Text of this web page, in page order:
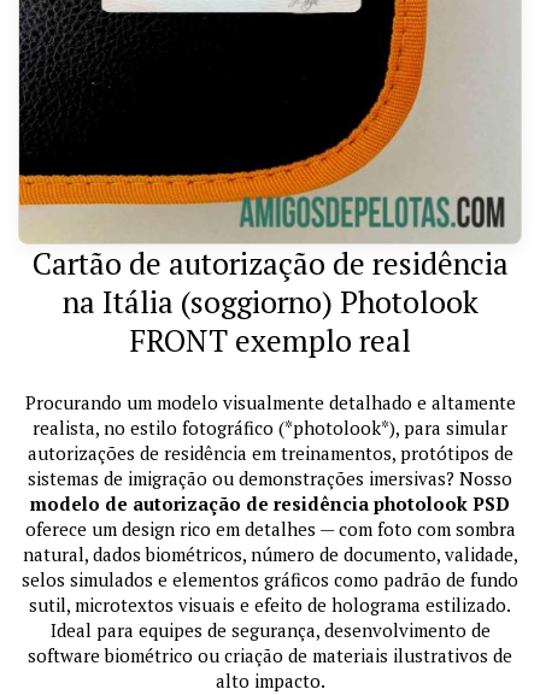
Cartão de autorização de residência
na Itália (soggiorno) Photolook
FRONT exemplo real
Procurando um modelo visualmente detalhado e altamente
realista, no estilo fotográfico (*photolook*), para simular
autorizações de residência em treinamentos, protótipos de
sistemas de imigração ou demonstrações imersivas? Nosso
modelo de autorização de residência photolook PSD
oferece um design rico em detalhes — com foto com sombra
natural, dados biométricos, número de documento, validade,
selos simulados e elementos gráficos como padrão de fundo
sutil, microtextos visuais e efeito de holograma estilizado.
Ideal para equipes de segurança, desenvolvimento de
software biométrico ou criação de materiais ilustrativos de
alto impacto.